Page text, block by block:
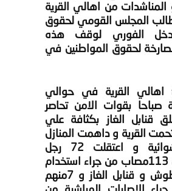
المناشدات من اهالي القرية
المجلس القومي لحقوق
الفوري لوقف هذه
لحقوق المواطنين في
القرية في حوالي
صباحا بقوات الامن تحاصر
قنابل الغاز بكثافة علي
القرية و داهمت المنازل
مداهمة عشوائية و اعتقلت 72 رجل
بالإضافة الي 113مصاب من جراء استخدام
طلقات الخرطوش و قنابل الغاز و 7منهم